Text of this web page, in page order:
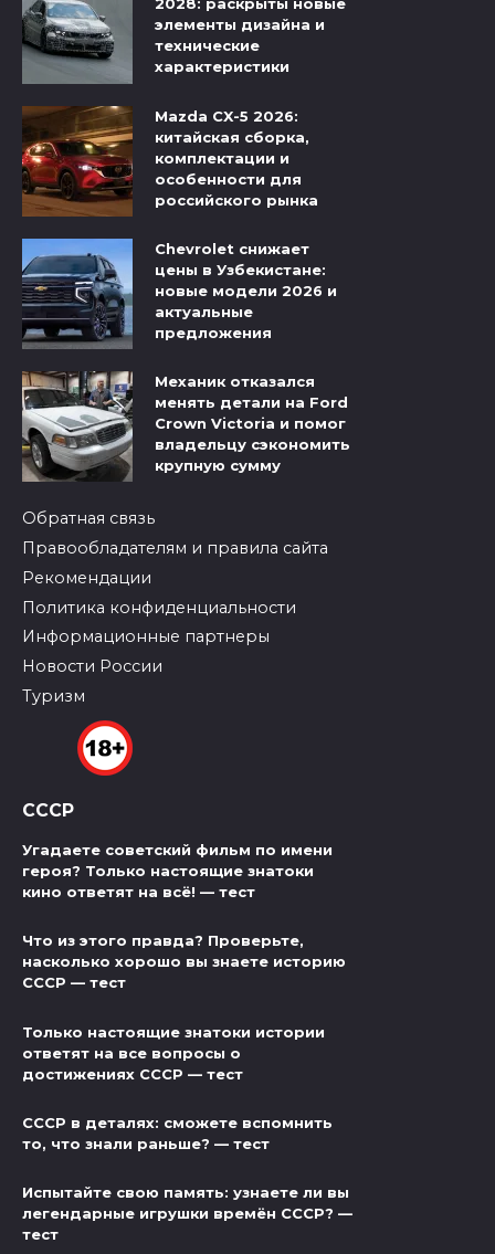
2028: раскрыты новые
элементы дизайна и
технические
характеристики
Mazda CX-5 2026:
китайская сборка,
комплектации и
особенности для
российского рынка
Chevrolet снижает
цены в Узбекистане:
новые модели 2026 и
актуальные
предложения
Механик отказался
менять детали на Ford
Crown Victoria и помог
владельцу сэкономить
крупную сумму
Обратная связь
Правообладателям и правила сайта
Рекомендации
Политика конфиденциальности
Информационные партнеры
Новости России
Туризм
СССР
Угадаете советский фильм по имени
героя? Только настоящие знатоки
кино ответят на всё! — тест
Что из этого правда? Проверьте,
насколько хорошо вы знаете историю
СССР — тест
Только настоящие знатоки истории
ответят на все вопросы о
достижениях СССР — тест
СССР в деталях: сможете вспомнить
то, что знали раньше? — тест
Испытайте свою память: узнаете ли вы
легендарные игрушки времён СССР? —
тест